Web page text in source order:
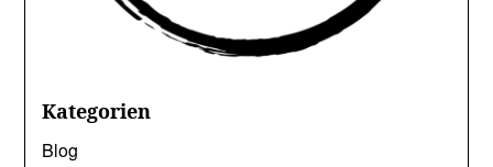
Kategorien
Blog